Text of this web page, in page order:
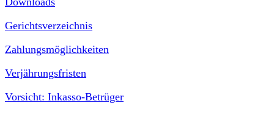
Gerichtsverzeichnis
Zahlungsmöglichkeiten
Verjährungsfristen
Vorsicht: Inkasso-Betrüger